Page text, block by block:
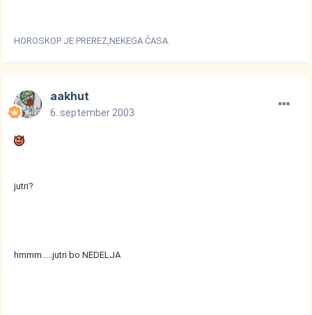
HOROSKOP JE PREREZ,NEKEGA ČASA.
aakhut
6. september 2003
jutri?
hmmm.....jutri bo NEDELJA